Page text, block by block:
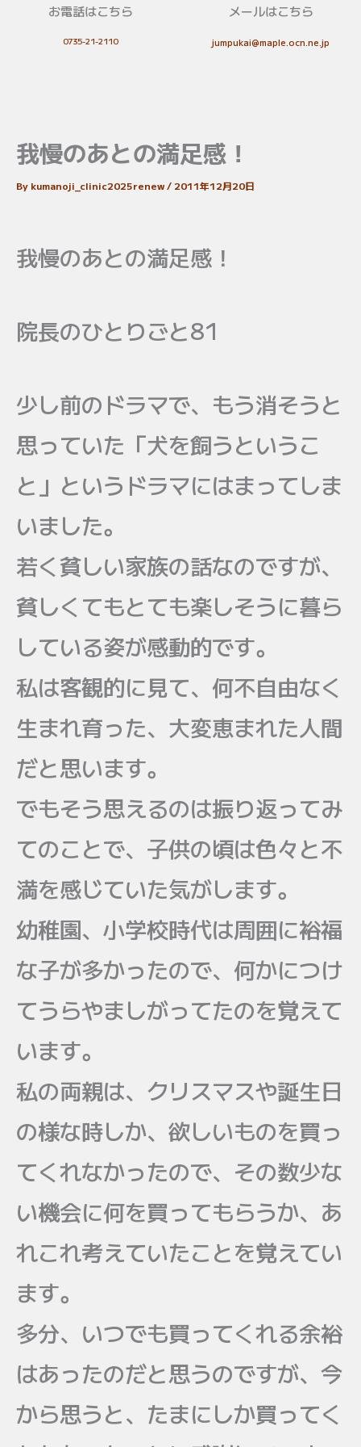
お電話はこちら
0735-21-2110
メールはこちら
jumpukai@maple.ocn.ne.jp
我慢のあとの満足感！
By kumanoji_clinic2025renew/ 2011年12月20日
我慢のあとの満足感！
院長のひとりごと81
少し前のドラマで、もう消そうと
思っていた「犬を飼うというこ
と」というドラマにはまってしま
いました。
若く貧しい家族の話なのですが、
貧しくてもとても楽しそうに暮ら
している姿が感動的です。
私は客観的に見て、何不自由なく
生まれ育った、大変恵まれた人間
だと思います。
でもそう思えるのは振り返ってみ
てのことで、子供の頃は色々と不
満を感じていた気がします。
幼稚園、小学校時代は周囲に裕福
な子が多かったので、何かにつけ
てうらやましがってたのを覚えて
います。
私の両親は、クリスマスや誕生日
の様な時しか、欲しいものを買っ
てくれなかったので、その数少な
い機会に何を買ってもらうか、あ
れこれ考えていたことを覚えてい
ます。
多分、いつでも買ってくれる余裕
はあったのだと思うのですが、今
から思うと、たまにしか買ってく